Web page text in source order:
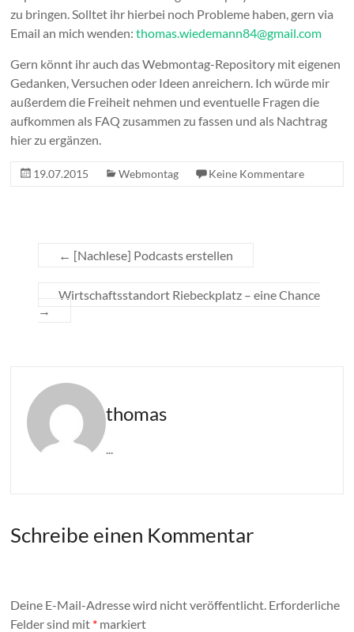
zu bringen. Solltet ihr hierbei noch Probleme haben, gern via
Email an mich wenden:thomas.wiedemann84@gmail.com
Gern könnt ihr auch das Webmontag-Repository mit eigenen
Gedanken, Versuchen oder Ideen anreichern. Ich würde mir
außerdem die Freiheit nehmen und eventuelle Fragen die
aufkommen als FAQ zusammen zu fassen und als Nachtrag
hier zu ergänzen.
19.07.2015 Webmontag Keine Kommentare
← [Nachlese] Podcasts erstellen
Wirtschaftsstandort Riebeckplatz – eine Chance
→
thomas
...
Schreibe einen Kommentar
Deine E-Mail-Adresse wird nicht veröffentlicht. Erforderliche
Felder sind mit * markiert